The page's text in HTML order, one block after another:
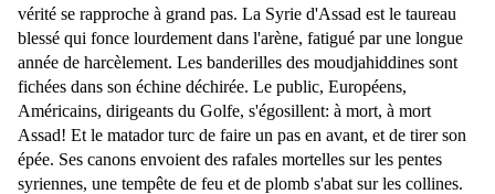
vérité se rapproche à grand pas. La Syrie d'Assad est le taureau
blessé qui fonce lourdement dans l'arène, fatigué par une longue
année de harcèlement. Les banderilles des moudjahiddines sont
fichées dans son échine déchirée. Le public, Européens,
Américains, dirigeants du Golfe, s'égosillent: à mort, à mort
Assad! Et le matador turc de faire un pas en avant, et de tirer son
épée. Ses canons envoient des rafales mortelles sur les pentes
syriennes, une tempête de feu et de plomb s'abat sur les collines.